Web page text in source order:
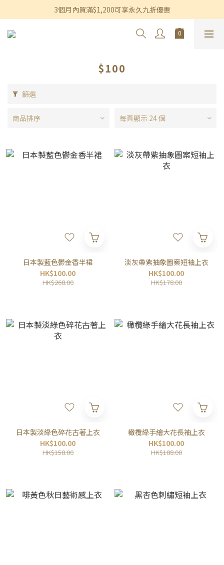
香港及澳門訂單滿$600即享免運費優惠
3個月內買滿$1,200可享永久九折優惠
香港及澳門訂單滿$600即享免運費優惠
$100
篩選
商品排序 每頁顯示 24 個
日本製藍色鬱金香半裙
HK$100.00
HK$268.00
淡灰帶紫抽象圖案短袖上衣
HK$100.00
HK$178.00
日本製淡綠色碎花古著上衣
HK$100.00
HK$158.00
橄欖綠手繪大花長袖上衣
HK$100.00
HK$188.00